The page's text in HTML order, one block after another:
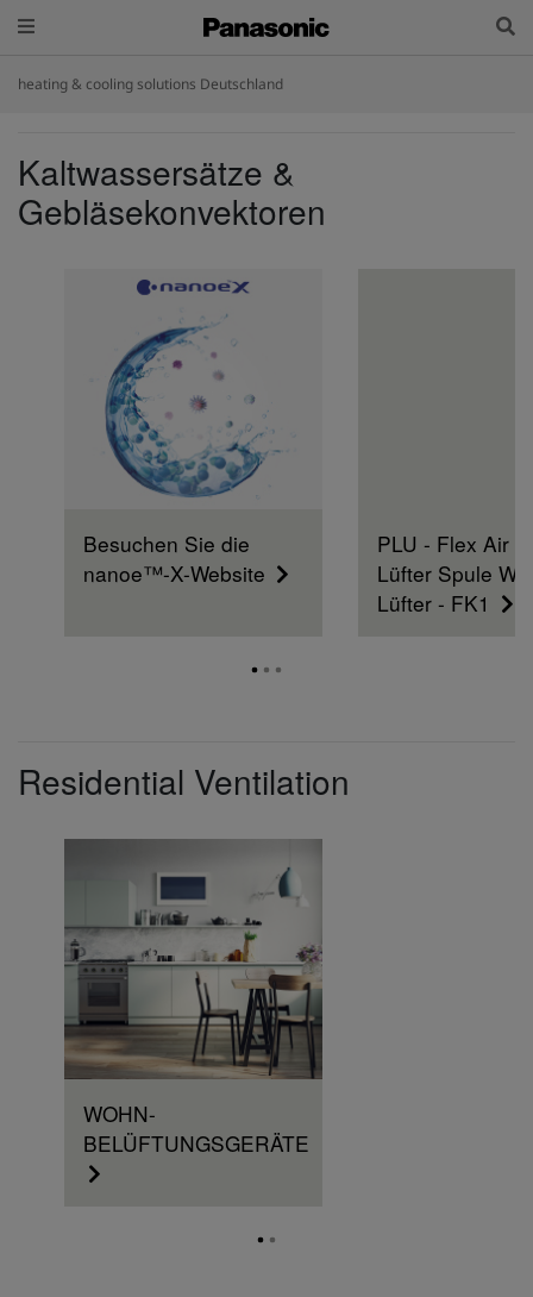
heating & cooling solutions Deutschland
Kaltwassersätze &
Gebläsekonvektoren
Besuchen Sie die
nanoe™-X-Website
PLU - Flex Air
Lüfter Spule
Lüfter - FK1
Residential Ventilation
WOHN-
BELÜFTUNGSGERÄTE